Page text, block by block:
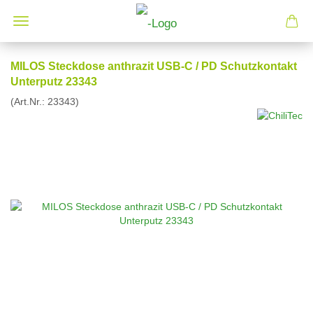
MILOS Steckdose anthrazit USB-C / PD Schutzkontakt
Unterputz 23343
(Art.Nr.: 23343)